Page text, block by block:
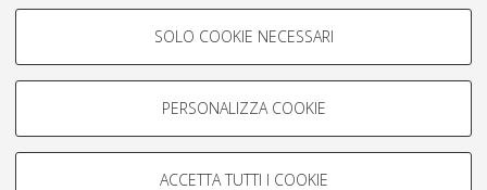
COOKIE DI PROFILAZIONE -
Si tratta di cookie utilizzati per analizzare le caratteristiche della
navigazione degli utenti, creare profili in base al loro comportamento
Mostra cookie di profilazione
SOLO COOKIE NECESSARI
PERSONALIZZA COOKIE
ACCETTA TUTTI I COOKIE
Impostazioni Cookie
Informativa sulla privacy
Condizioni d’uso del sito